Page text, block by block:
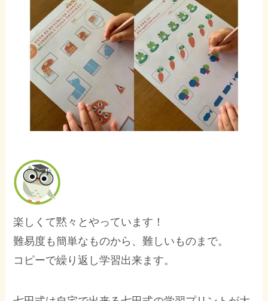
楽しくて黙々とやっています！
難易度も簡単なものから、難しいものまで。
コピーで繰り返し学習出来ます。